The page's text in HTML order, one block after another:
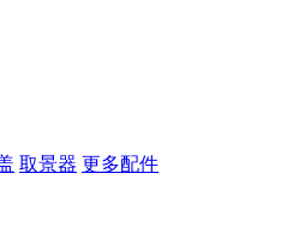
取景器 更多配件